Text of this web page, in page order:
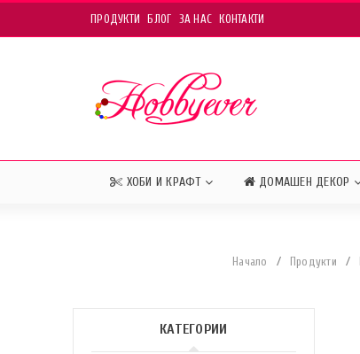
ПРОДУКТИ БЛОГ ЗА НАС КОНТАКТИ
ХОБИ И КРАФТ ДОМАШЕН ДЕКОР
Начало / Продукти /
КАТЕГОРИИ